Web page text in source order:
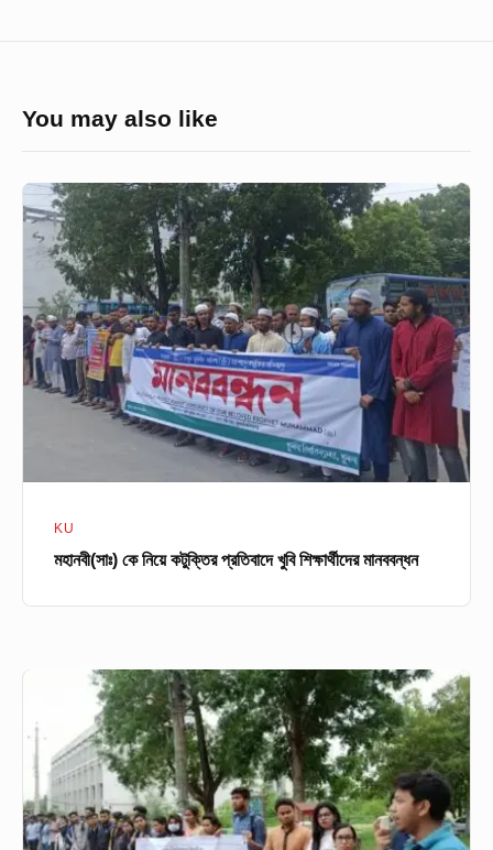
You may also like
মহানবী(সাঃ)
কে
নিয়ে
কটুক্তির
প্রতিবাদে
খুবি
শিক্ষার্থীদের
KU
মহানবী(সাঃ) কে নিয়ে কটুক্তির প্রতিবাদে খুবি শিক্ষার্থীদের মানববন্ধন
শ্লীলতাহানির
প্রতিবাদে
সাধারণ
শিক্ষার্থীদের